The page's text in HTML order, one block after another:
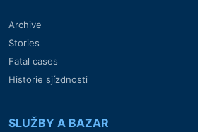
Archive
Stories
Fatal cases
Historie sjízdnosti
SLUŽBY A BAZAR